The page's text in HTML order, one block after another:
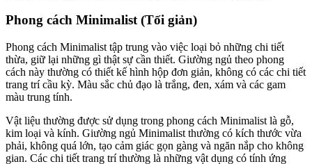
Phong cách Minimalist (Tối giản)
Phong cách Minimalist tập trung vào việc loại bỏ những chi tiết
thừa, giữ lại những gì thật sự cần thiết. Giường ngủ theo phong
cách này thường có thiết kế hình hộp đơn giản, không có các chi tiết
trang trí cầu kỳ. Màu sắc chủ đạo là trắng, đen, xám và các gam
màu trung tính.
Vật liệu thường được sử dụng trong phong cách Minimalist là gỗ,
kim loại và kính. Giường ngủ Minimalist thường có kích thước vừa
phải, không quá lớn, tạo cảm giác gọn gàng và ngăn nắp cho không
gian. Các chi tiết trang trí thường là những vật dụng có tính ứng